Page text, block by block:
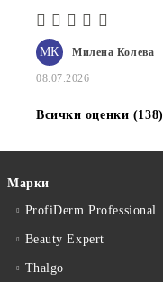
МК Милена Колева
08.07.2026
Всички оценки (138)
Марки
ProfiDerm Professional
Beauty Expert
Thalgo